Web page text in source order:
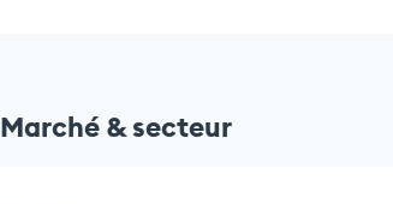
Marché & secteur